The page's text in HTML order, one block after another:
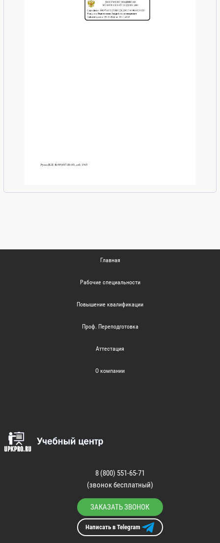
Главная
Рабочие специальности
Повышение квалификации
Проф. Переподготовка
Аттестация
О компании
8 (800) 551-65-71
(звонок бесплатный)
ЗАКАЗАТЬ ЗВОНОК
Написать в Telegram